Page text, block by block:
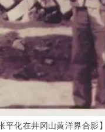
平化在井冈山黄洋界合影】